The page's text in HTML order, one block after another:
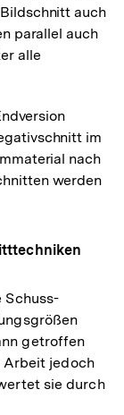
auch
parallel auch
alle
im
nach
werden
Schuss-
getroffen
Arbeit jedoch
sie durch